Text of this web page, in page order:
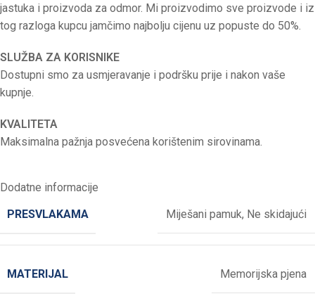
jastuka i proizvoda za odmor. Mi proizvodimo sve proizvode i iz
tog razloga kupcu jamčimo najbolju cijenu uz popuste do 50%.
SLUŽBA ZA KORISNIKE
Dostupni smo za usmjeravanje i podršku prije i nakon vaše
kupnje.
KVALITETA
Maksimalna pažnja posvećena korištenim sirovinama.
Dodatne informacije
PRESVLAKAMA
Miješani pamuk, Ne skidajući
MATERIJAL Memorijska pjena